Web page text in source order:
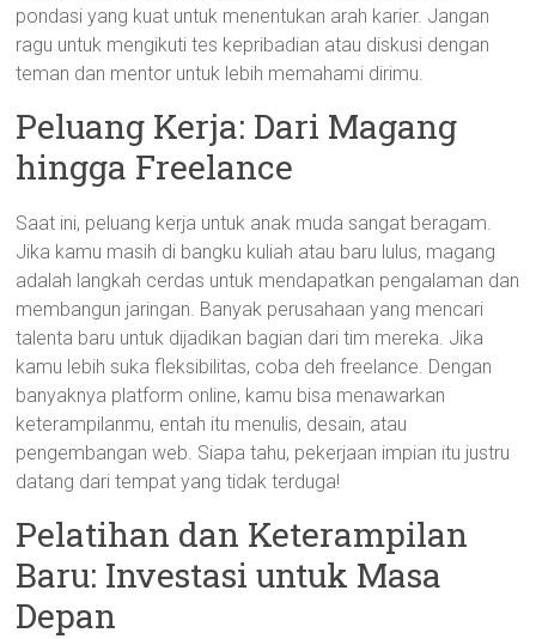
pondasi yang kuat untuk menentukan arah karier. Jangan
ragu untuk mengikuti tes kepribadian atau diskusi dengan
teman dan mentor untuk lebih memahami dirimu.
Peluang Kerja: Dari Magang
hingga Freelance
Saat ini, peluang kerja untuk anak muda sangat beragam.
Jika kamu masih di bangku kuliah atau baru lulus, magang
adalah langkah cerdas untuk mendapatkan pengalaman dan
membangun jaringan. Banyak perusahaan yang mencari
talenta baru untuk dijadikan bagian dari tim mereka. Jika
kamu lebih suka fleksibilitas, coba deh freelance. Dengan
banyaknya platform online, kamu bisa menawarkan
keterampilanmu, entah itu menulis, desain, atau
pengembangan web. Siapa tahu, pekerjaan impian itu justru
datang dari tempat yang tidak terduga!
Pelatihan dan Keterampilan
Baru: Investasi untuk Masa
Depan